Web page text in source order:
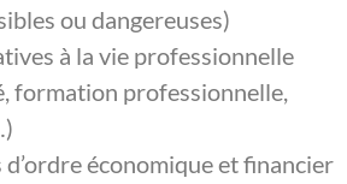
ou dangereuses)
à la vie professionnelle
formation professionnelle,
économique et financier